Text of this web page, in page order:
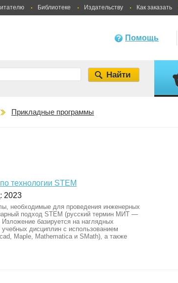
Библиотеке Издательству Как заказать
Помощь
Прикладные программы
технологии STEM
2023
необходимые для проведения инженерных
подход STEM (русский термин МИТ —
базируется на наглядных
дисциплин с использованием
Maple, Mathematica и SMath), а также